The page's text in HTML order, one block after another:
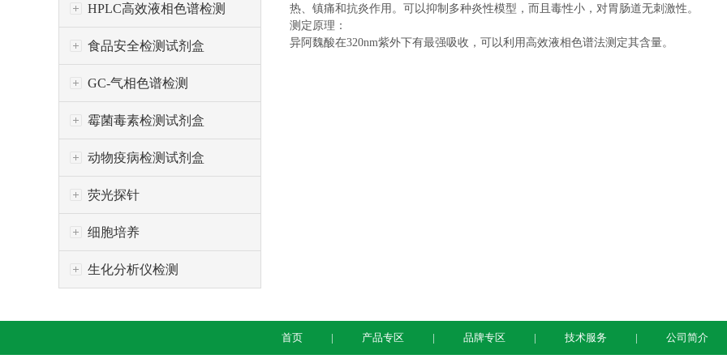
HPLC高效液相色谱检测
食品安全检测试剂盒
GC-气相色谱检测
霉菌毒素检测试剂盒
动物疫病检测试剂盒
荧光探针
细胞培养
生化分析仪检测
热、镇痛和抗炎作用。可以抑制多种炎性模型，而且毒性小，对胃肠道无刺激性。
测定原理：
异阿魏酸在320nm紫外下有最强吸收，可以利用高效液相色谱法测定其含量。
首页 产品专区 品牌专区 技术服务 公司简介